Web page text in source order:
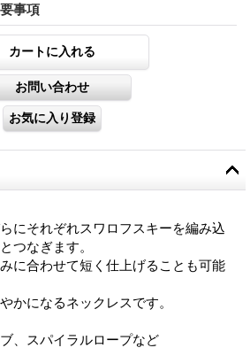
事項
にそれぞれスワロフスキーを編み込
つなぎます。
に合わせて短く仕上げることも可能
かになるネックレスです。
、スパイラルロープなど